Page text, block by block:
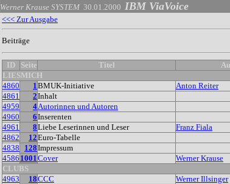
Werner Krause SYSTEM 30.01.2000 IBM ViaVoice
<<< Zur Ausgabe
Beiträge
ID Seite Titel
LIESMICH
4860
1BMUK-Initiative
Anton Reiter
4861
2Inhalt
4959
4Autorinnen und Autoren
4960
6Inserenten
4961
8Liebe Leserinnen und Leser
Franz Fiala
4862
12Euro-Tabelle
4838
128Impressum
4586 1001Cover
Werner Krause
CLUBS
4963
18CCC
Werner Illsinger